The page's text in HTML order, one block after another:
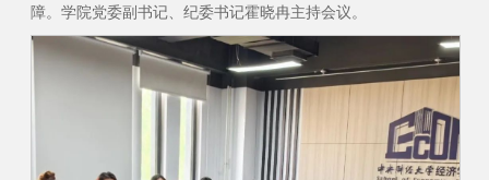
障。学院党委副书记、纪委书记霍晓冉主持会议。